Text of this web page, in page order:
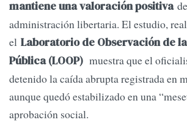
mantiene una valoración positiva
administración libertaria. El estudio,
el Laboratorio de Observación de
Pública (LOOP) muestra que el
detenido la caída abrupta registrada en
aunque quedó estabilizado en una
aprobación social.